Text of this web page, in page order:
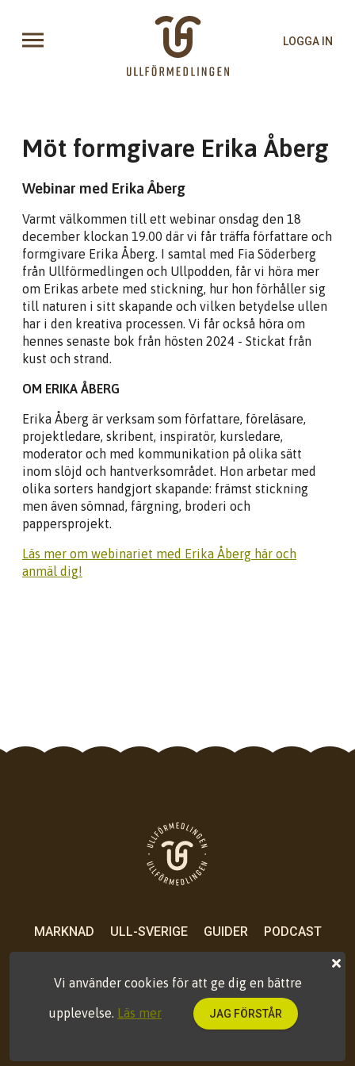
LOGGA IN
Möt formgivare Erika Åberg
Webinar med Erika Åberg
Varmt välkommen till ett webinar onsdag den 18
december klockan 19.00 där vi får träffa författare och
formgivare Erika Åberg. I samtal med Fia Söderberg
från Ullförmedlingen och Ullpodden, får vi höra mer
om Erikas arbete med stickning, hur hon förhåller sig
till naturen i sitt skapande och vilken betydelse ullen
har i den kreativa processen. Vi får också höra om
hennes senaste bok från hösten 2024 - Stickat från
kust och strand.
OM ERIKA ÅBERG
Erika Åberg är verksam som författare, föreläsare,
projektledare, skribent, inspiratör, kursledare,
moderator och med kommunikation på olika sätt
inom slöjd och hantverksområdet. Hon arbetar med
olika sorters handgjort skapande: främst stickning
men även sömnad, färgning, broderi och
pappersprojekt.
Läs mer om webinariet med Erika Åberg här och
anmäl dig!
MARKNAD ULL-SVERIGE GUIDER
PODCAST
Vi använder cookies för att ge dig en bättre
upplevelse. Läs mer JAG FÖRSTÅR